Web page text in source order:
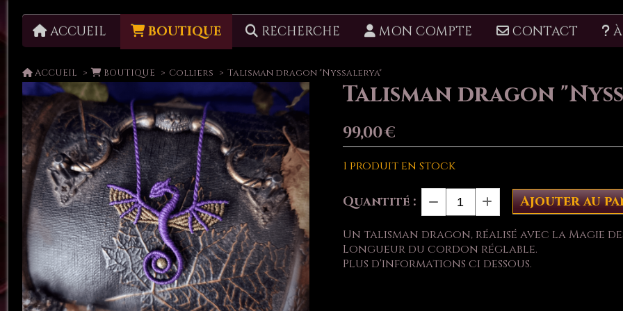
ACCUEIL BOUTIQUE RECHERCHE MON COMPTE CONTACT À
ACCUEIL BOUTIQUE Colliers Talisman dragon "Nyssalerya"
Talisman dragon
99,00€
1 produit en stock
Quantité : Ajouter au
Un talisman dragon, réalisé avec la Magie
Longueur du cordon réglable.
Plus d'informations ci dessous.